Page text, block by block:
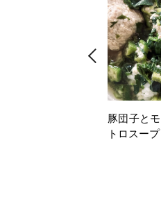
豚団子と
トロスープ